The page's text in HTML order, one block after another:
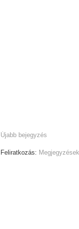
Újabb bejegyzés
Feliratkozás: